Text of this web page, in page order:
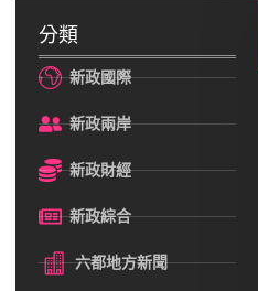
分類
新政國際
新政兩岸
新政財經
新政綜合
六都地方新聞